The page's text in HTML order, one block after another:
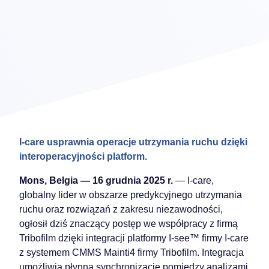
I-care usprawnia operacje utrzymania ruchu dzięki
interoperacyjności platform.
Mons, Belgia — 16 grudnia 2025 r. — I-care,
globalny lider w obszarze predykcyjnego utrzymania
ruchu oraz rozwiązań z zakresu niezawodności,
ogłosił dziś znaczący postęp we współpracy z firmą
Tribofilm dzięki integracji platformy I-see™ firmy I-care
z systemem CMMS Mainti4 firmy Tribofilm. Integracja